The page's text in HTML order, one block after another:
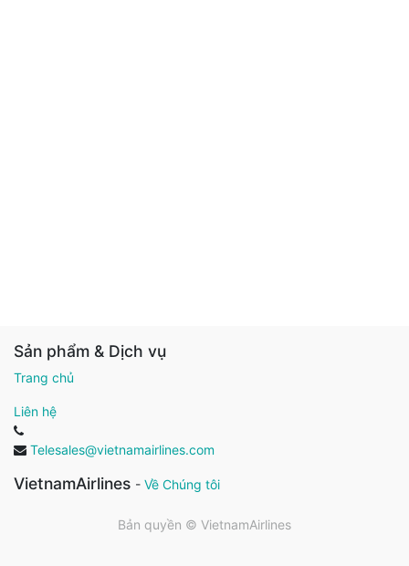
Sản phẩm & Dịch vụ
Trang chủ
Liên hệ
Telesales@vietnamairlines.com
VietnamAirlines - Về Chúng tôi
Bản quyền © VietnamAirlines